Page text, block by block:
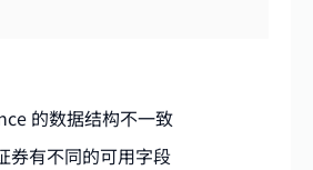
的数据结构不一致
券有不同的可用字段